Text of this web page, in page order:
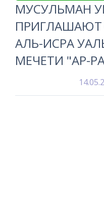
МУСУЛЬМАН
ПРИГЛАШАЮТ
АЛЬ-ИСРА
МЕЧЕТИ "АР-